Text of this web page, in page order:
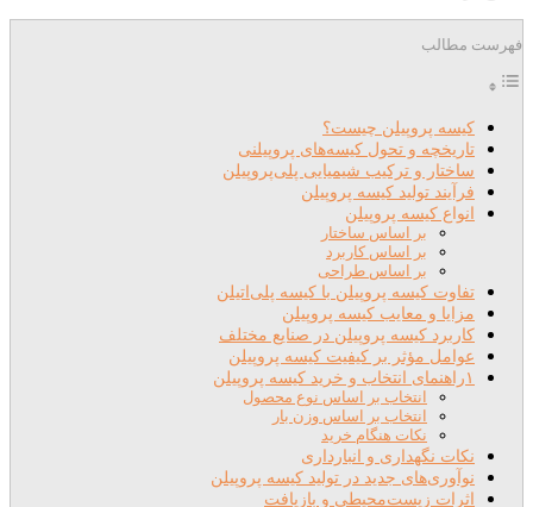
فهرست مطالب
کیسه پروپیلن چیست؟
تاریخچه و تحول کیسه‌های پروپیلنی
ساختار و ترکیب شیمیایی پلی‌پروپیلن
فرآیند تولید کیسه پروپیلن
انواع کیسه پروپیلن
بر اساس ساختار
بر اساس کاربرد
بر اساس طراحی
تفاوت کیسه پروپیلن با کیسه پلی‌اتیلن
مزایا و معایب کیسه پروپیلن
کاربرد کیسه پروپیلن در صنایع مختلف
عوامل مؤثر بر کیفیت کیسه پروپیلن
۱راهنمای انتخاب و خرید کیسه پروپیلن
انتخاب بر اساس نوع محصول
انتخاب بر اساس وزن بار
نکات هنگام خرید
نکات نگهداری و انبارداری
نوآوری‌های جدید در تولید کیسه پروپیلن
اثرات زیست‌محیطی و بازیافت